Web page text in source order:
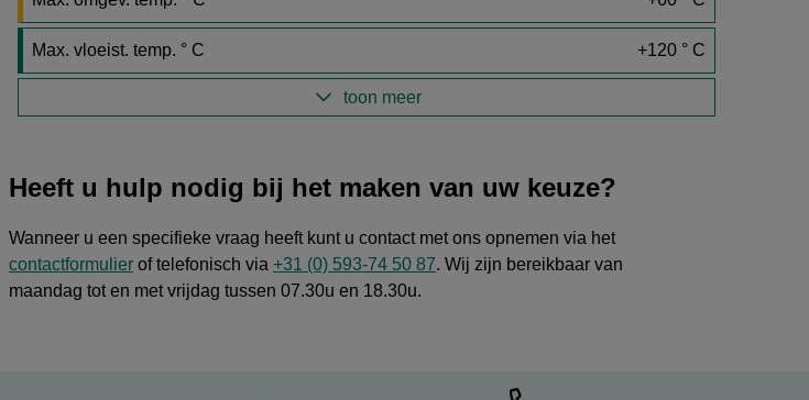
Max. vloeist. temp. ° C +120 ° C
toon meer
Heeft u hulp nodig bij het maken van uw keuze?
Wanneer u een specifieke vraag heeft kunt u contact met ons opnemen via het
contactformulier of telefonisch via +31 (0) 593-74 50 87. Wij zijn bereikbaar van
maandag tot en met vrijdag tussen 07.30u en 18.30u.